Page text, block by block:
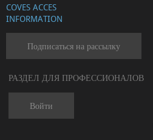
Автосалон
и
механика
&
COVES ACCES
INFORMATION
Подписаться на рассылку
РАЗДЕЛ ДЛЯ ПРОФЕССИОНАЛОВ
Войти